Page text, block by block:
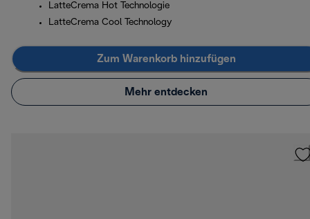
LatteCrema Hot Technologie
LatteCrema Cool Technology
Zum Warenkorb hinzufügen
Mehr entdecken